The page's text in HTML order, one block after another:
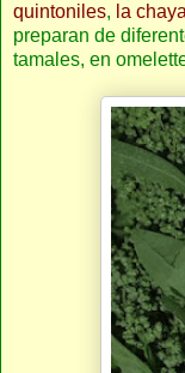
quintoniles, la
preparan de
tamales, en